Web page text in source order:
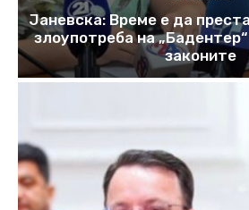
Јаневска: Време е да
злоупотреба на
законите